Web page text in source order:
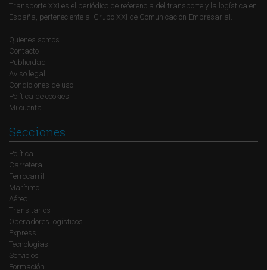
Transporte XXI es el periódico de referencia del transporte y la logística en
España, perteneciente al Grupo XXI de Comunicación Empresarial.
Quienes somos
Contacto
Publicidad
Aviso legal
Condiciones de uso
Política de cookies
Mi cuenta
Secciones
Política
Carretera
Ferrocarril
Marítimo
Aéreo
Transitarios
Operadores logísticos
Express
Tecnologías
Servicios
Formación